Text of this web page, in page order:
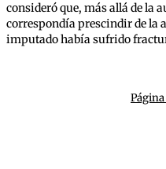
consideró que, más allá de la
correspondía prescindir de la
imputado había sufrido